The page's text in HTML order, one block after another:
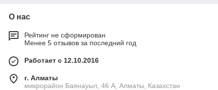
О нас
Рейтинг не сформирован
Менее 5 отзывов за последний год
Работает с 12.10.2016
г. Алматы
микрорайон Баянауыл, 46 А, Алматы, Казахстан